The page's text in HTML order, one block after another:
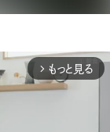
arrow_forward_ios もっと見る